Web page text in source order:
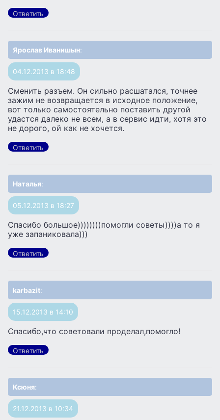
Ответить
Ярослав Иванишын:
04.12.2013 в 18:48
Сменить разъем. Он сильно расшатался, точнее
зажим не возвращается в исходное положение,
вот только самостоятельно поставить другой
удастся далеко не всем, а в сервис идти, хотя это
не дорого, ой как не хочется.
Ответить
Наталья:
05.12.2013 в 18:27
Спасибо большое))))))))помогли советы))))а то я
уже запаниковала)))
Ответить
karbazit:
15.12.2013 в 14:10
Спасибо,что советовали проделал,помогло!
Ответить
Ксюня:
21.12.2013 в 10:34